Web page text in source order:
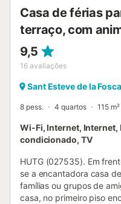
Casa de férias
terraço, com
9,5
16 avaliações
Sant Esteve de la
8 pess. 4 quartos 115 m²
Wi-Fi, Internet, Internet,
condicionado, TV
HUTG (027535). Em
se a encantadora casa
famílias ou grupos de
casa, no primeiro piso